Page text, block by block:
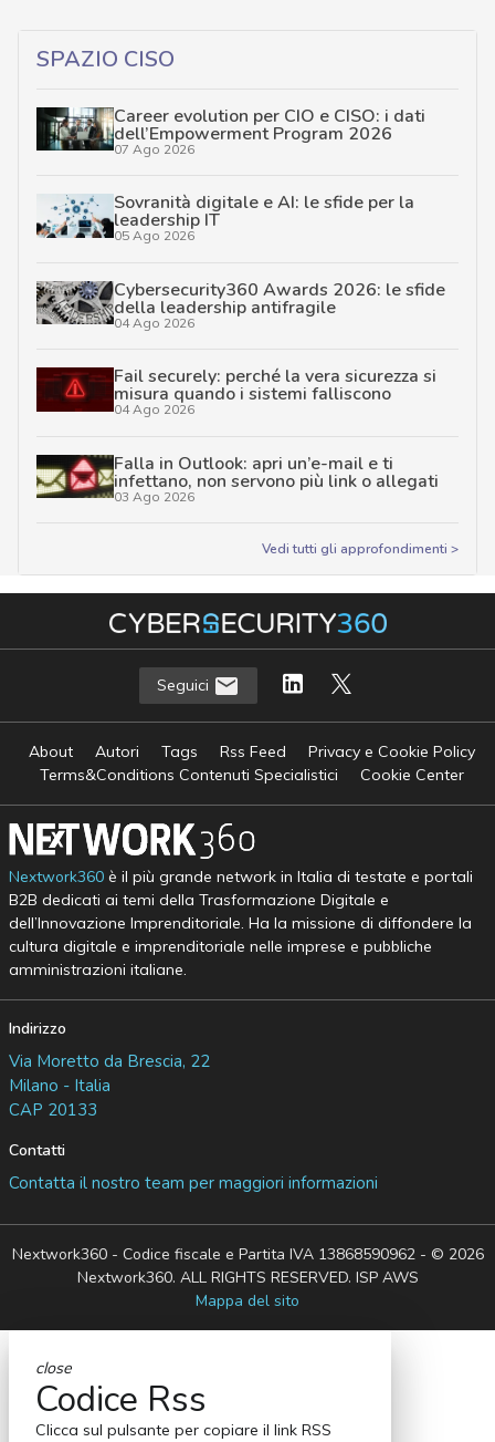
SPAZIO CISO
Career evolution per CIO e CISO: i dati
dell’Empowerment Program 2026
07 Ago 2026
Sovranità digitale e AI: le sfide per la
leadership IT
05 Ago 2026
Cybersecurity360 Awards 2026: le sfide
della leadership antifragile
04 Ago 2026
Fail securely: perché la vera sicurezza si
misura quando i sistemi falliscono
04 Ago 2026
Falla in Outlook: apri un’e-mail e ti
infettano, non servono più link o allegati
03 Ago 2026
Vedi tutti gli approfondimenti >
Seguici
About Autori Tags Rss Feed
Privacy e Cookie Policy
Terms&Conditions Contenuti Specialistici
Cookie Center
Nextwork360è il più grande network in Italia di testate e portali
B2B dedicati ai temi della Trasformazione Digitale e
dell’Innovazione Imprenditoriale. Ha la missione di diffondere la
cultura digitale e imprenditoriale nelle imprese e pubbliche
amministrazioni italiane.
Indirizzo
Via Moretto da Brescia, 22
Milano - Italia
CAP 20133
Contatti
Contatta il nostro team per maggiori informazioni
Nextwork360 - Codice fiscale e Partita IVA 13868590962 - © 2026
Nextwork360. ALL RIGHTS RESERVED. ISP AWS
Mappa del sito
close
Codice Rss
Clicca sul pulsante per copiare il link RSS